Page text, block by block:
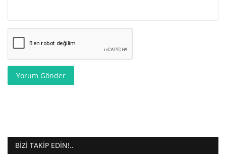
Yorum Gönder
BIZI TAKIP EDIN!..